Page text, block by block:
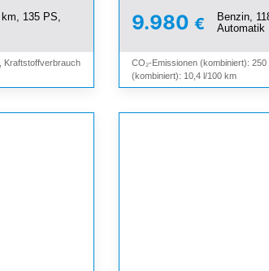
135 PS,
Kraftstoffverbrauch
9.980€
Benzin,
Automatik
CO₂-Emissionen (kombiniert):
(kombiniert): 10,4 l/100 km